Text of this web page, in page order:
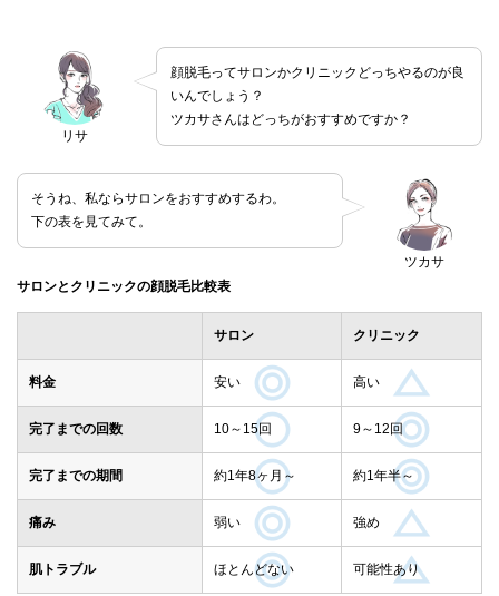
リサ
顔脱毛ってサロンかクリニックどっちやるのが良
いんでしょう？
ツカサさんはどっちがおすすめですか？
ツカサ
そうね、私ならサロンをおすすめするわ。
下の表を見てみて。
サロンとクリニックの顔脱毛比較表
サロン クリニック
料金 安い 高い
完了までの回数 10～15回 9～12回
完了までの期間 約1年8ヶ月～ 約1年半～
痛み 弱い 強め
肌トラブル ほとんどない 可能性あり